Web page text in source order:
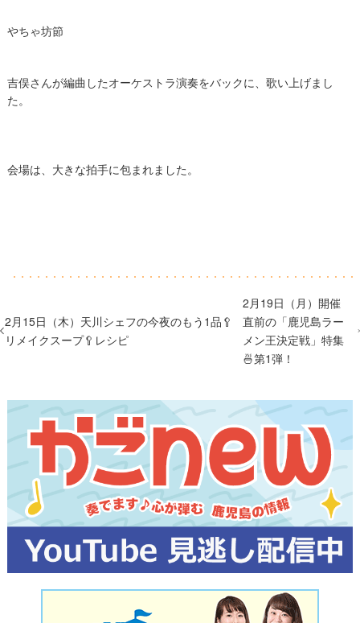
​やちゃ坊節
吉俣さんが編曲したオーケストラ演奏をバックに、歌い上げまし
た。
会場は、大きな拍手に包まれました。
2月15日（木）天川シェフの今夜のもう1品🥄
リメイクスープ🥄レシピ
2月19日（月）開催
直前の「鹿児島ラー
メン王決定戦」特集
🍜第1弾！